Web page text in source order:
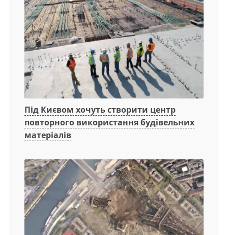
Під Києвом хочуть створити центр
повторного використання будівельних
матеріалів